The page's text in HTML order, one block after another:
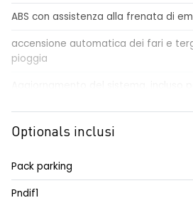
ABS con assistenza alla frenata di
accensione automatica dei fari e
pioggia
airbag centrale, airbag laterali e a
posteriori
alzacristalli anteriori elettrici
Optionals inclusi
Pack parking
Pndif1